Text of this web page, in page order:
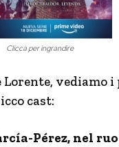
Clicca per ingrandire
Lorente, vediamo
cast:
Pérez, nel